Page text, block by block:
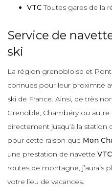
VTCToutes gares de la
Service de
ski
La région grenobloise et
connues pour leur proximité
ski de France. Ainsi, de très
Grenoble, Chambéry ou
directement jusqu’à la station
pour cette raison que Mon
une prestation de navette
routes de montagne, j’aurais
votre lieu de vacances.